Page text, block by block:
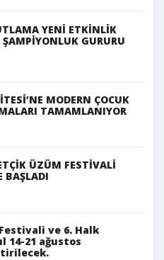
YENİ ETKİNLİK
GURURU
MODERN ÇOCUK
TAMAMLANIYOR
ÜZÜM FESTİVALİ
BAŞLADI
ve 6. Halk
14-21 ağustos